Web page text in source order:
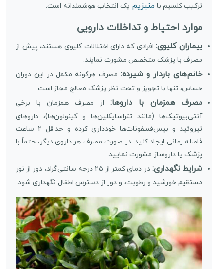
ترکیب کلسیم با منیزیم یک انتخاب هوشمندانه است.
موارد احتیاط و تداخلات دارویی
بیماران کلیوی:افرادی که دارای اختلالات کلیوی هستند، پیش از
مصرف با پزشک متخصص مشورت نمایند.
خانم‌های باردار و شیرده: مصرف هرگونه مکمل در این دوران
حساس، تنها با تجویز و تحت نظر پزشک معالج مجاز است.
مصرف همزمان با داروها: از مصرف همزمان با برخی
آنتی‌بیوتیک‌ها (مانند تتراسایکلین‌ها و کینولون‌ها)، داروهای
تیروئید و بیس‌فسفونات‌ها خودداری کرده و حداقل 2 ساعت
فاصله زمانی ایجاد کنید. در صورت مصرف هر داروی دیگر، حتماً با
پزشک یا داروساز مشورت نمایید.
شرایط نگهداری:
در دمای کمتر از 25 درجه سانتی‌گراد، دور از نور
مستقیم خورشید و رطوبت، و دور از دسترس اطفال نگهداری شود.